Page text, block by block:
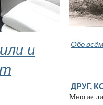
и
Обо всём
ДРУГ,
Многие